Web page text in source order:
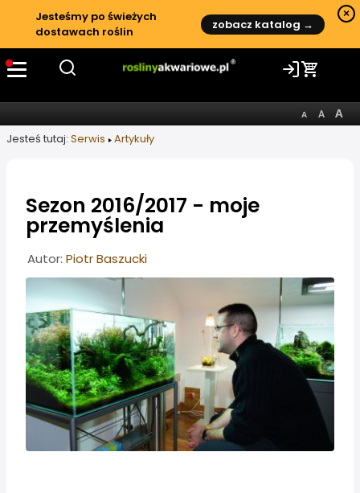
Jesteśmy po świeżych
dostawach roślin
zobacz katalog →
×
Jesteś tutaj: Serwis Artykuły
Sezon 2016/2017 - moje
przemyślenia
Informacje o artykule
Autor: Piotr Baszucki